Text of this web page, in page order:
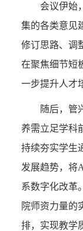
会议伊始
集的各类意见
修订思路、调
在聚焦细节短
一步提升人才
随后，管
养需立足学科
持续夯实学生
发展趋势，将
系数字化改革
院师资力量的
排，实现教学